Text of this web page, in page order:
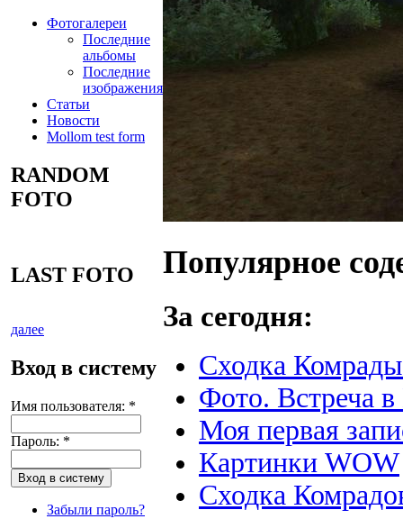
Фотогалереи
Последние
альбомы
Последние
изображения
Статьи
Новости
Mollom test form
RANDOM
FOTO
LAST FOTO
далее
Вход в систему
Имя пользователя: *
Пароль: *
Забыли пароль?
Популярное
За сегодня:
Сходка
Фото. Встреча
Моя первая
Картинки WOW
Сходка